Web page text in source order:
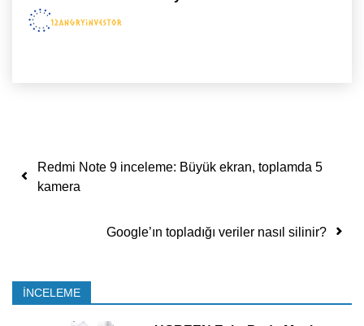
Yazı dolaşımı
Redmi Note 9 inceleme: Büyük ekran, toplamda 5
kamera
Google’ın topladığı veriler nasıl silinir?
İNCELEME